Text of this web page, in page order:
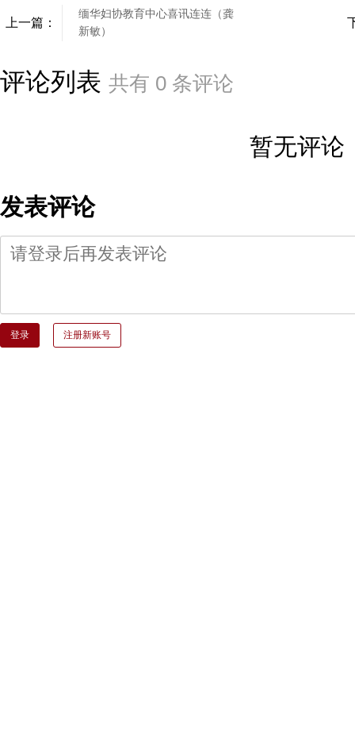
上一篇：
缅华妇协教育中心喜讯连连（龚
新敏）
评论列表 共有 0 条评论
暂无评论
发表评论
登录 注册新账号